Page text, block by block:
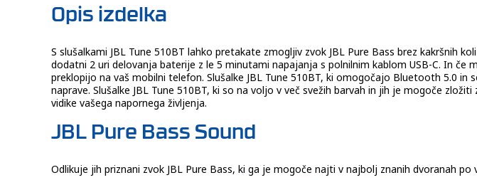
Opis izdelka
S slušalkami JBL Tune 510BT lahko pretakate zmogljiv zvok JBL Pure Bass brez kakršnih
dodatni 2 uri delovanja baterije z le 5 minutami napajanja s polnilnim kablom USB-C. In če
preklopijo na vaš mobilni telefon. Slušalke JBL Tune 510BT, ki omogočajo Bluetooth 5.0
naprave. Slušalke JBL Tune 510BT, ki so na voljo v več svežih barvah in jih je mogoče
vidike vašega napornega življenja.
JBL Pure Bass Sound
Odlikuje jih priznani zvok JBL Pure Bass, ki ga je mogoče najti v najbolj znanih dvoranah po